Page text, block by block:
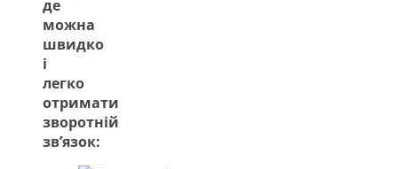
де
можна
швидко
і
легко
отримати
зворотній
зв’язок: